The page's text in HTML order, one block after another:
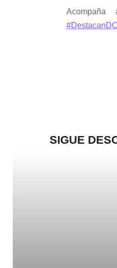
SIGUE